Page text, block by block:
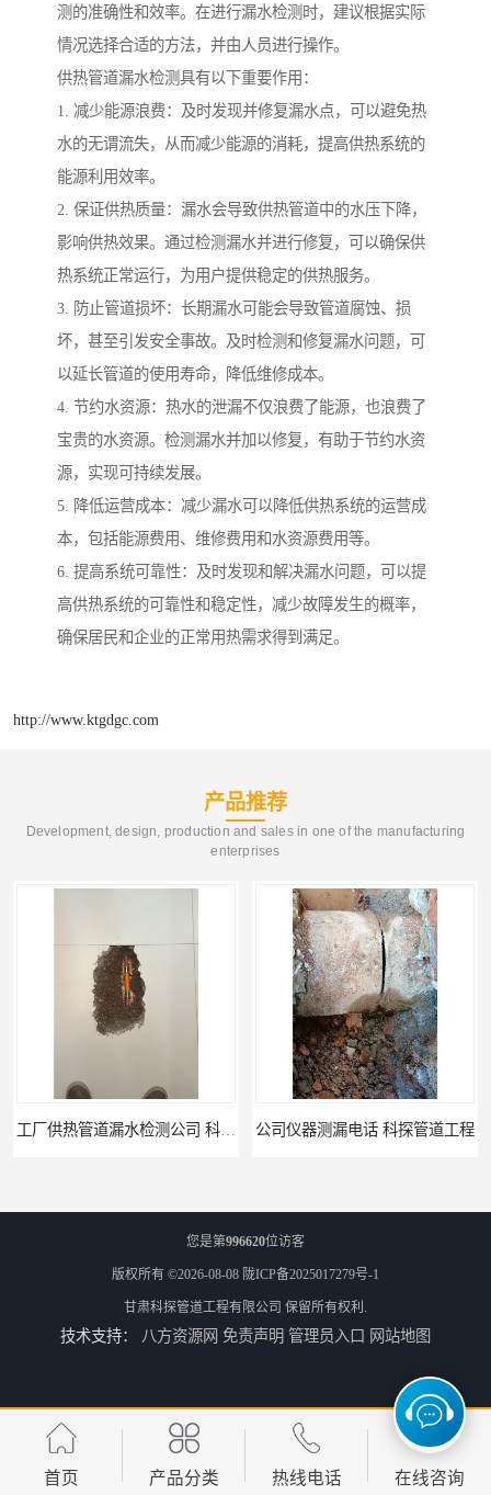
测的准确性和效率。在进行漏水检测时，建议根据实际
情况选择合适的方法，并由人员进行操作。
供热管道漏水检测具有以下重要作用：
1. 减少能源浪费：及时发现并修复漏水点，可以避免热
水的无谓流失，从而减少能源的消耗，提高供热系统的
能源利用效率。
2. 保证供热质量：漏水会导致供热管道中的水压下降，
影响供热效果。通过检测漏水并进行修复，可以确保供
热系统正常运行，为用户提供稳定的供热服务。
3. 防止管道损坏：长期漏水可能会导致管道腐蚀、损
坏，甚至引发安全事故。及时检测和修复漏水问题，可
以延长管道的使用寿命，降低维修成本。
4. 节约水资源：热水的泄漏不仅浪费了能源，也浪费了
宝贵的水资源。检测漏水并加以修复，有助于节约水资
源，实现可持续发展。
5. 降低运营成本：减少漏水可以降低供热系统的运营成
本，包括能源费用、维修费用和水资源费用等。
6. 提高系统可靠性：及时发现和解决漏水问题，可以提
高供热系统的可靠性和稳定性，减少故障发生的概率，
确保居民和企业的正常用热需求得到满足。
http://www.ktgdgc.com
产品推荐
Development, design, production and sales in one of the manufacturing
enterprises
公司仪器测漏电话 科探管道工程 工厂管道工程 科探管道工程
市政供热管道漏水检测 科探管道工程 消防管道漏水公司 科探管道工程
您是第996620位访客
版权所有 ©2026-08-08 陇ICP备2025017279号-1
甘肃科探管道工程有限公司 保留所有权利.
技术支持： 八方资源网 免责声明 管理员入口 网站地图
首页 产品分类 热线电话 在线咨询